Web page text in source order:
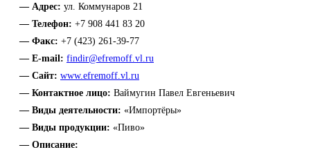
— Адрес: ул. Коммунаров 21
— Телефон: +7 908 441 83 20
— Факс: +7 (423) 261-39-77
— E-mail: findir@efremoff.vl.ru
— Сайт: www.efremoff.vl.ru
— Контактное лицо: Ваймугин Павел Евгеньевич
— Виды деятельности: «Импортёры»
— Виды продукции: «Пиво»
— Описание: